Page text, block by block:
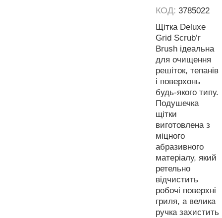
КОД: 3785022
Щітка Deluxe
Grid Scrub’r
Brush ідеальна
для очищення
решіток, тепанів
і поверхонь
будь-якого типу.
Подушечка
щітки
виготовлена з
міцного
абразивного
матеріалу, який
ретельно
відчистить
робочі поверхні
гриля, а велика
ручка захистить